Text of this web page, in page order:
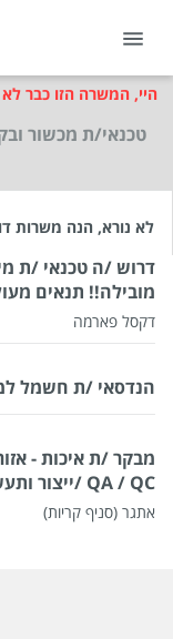
היי, המשרה הזו כבר
טכנאי/ת מכשור
לא נורא, הנה משרות
דרוש /ה טכנאי /ת
מובילה!! תנאים
דקסל פארמה
הנדסאי /ת חשמל
מבקר /ת איכות -
QA / QC /ייצור ותעשייה >
אתגר (סניף קריות)